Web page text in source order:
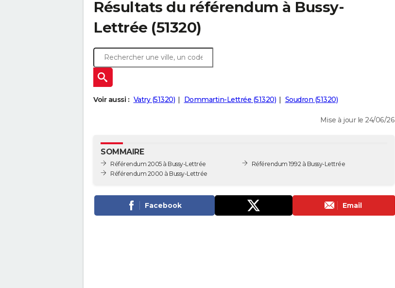
Résultats du référendum à Bussy-
Lettrée (51320)
Voir aussi : Vatry (51320) Dommartin-Lettrée (51320) Soudron (51320)
Mise à jour le 24/06/26
SOMMAIRE
Référendum 2005 à Bussy-Lettrée
Référendum 2000 à Bussy-Lettrée
Référendum 1992 à Bussy-Lettrée
Facebook Email